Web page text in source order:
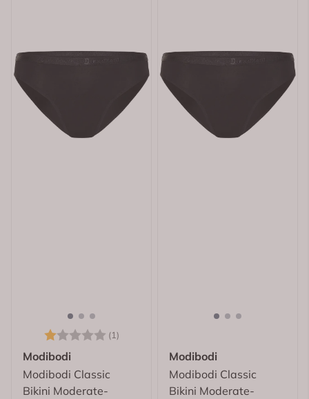
Karakter: (1)
Modibodi
Modibodi Classic
Bikini Moderate-
Modibodi
Modibodi Classic
Bikini Moderate-